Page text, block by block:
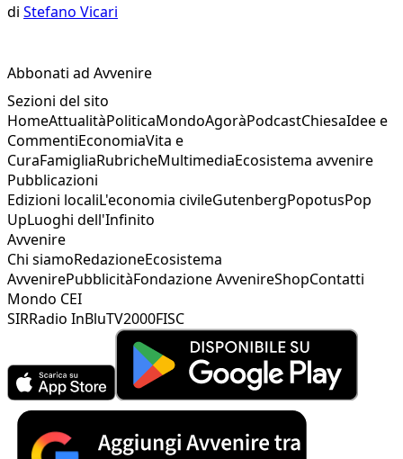
di Stefano Vicari
Abbonati ad Avvenire
Sezioni del sito
HomeAttualitàPoliticaMondoAgoràPodcastChiesaIdee e
CommentiEconomiaVita e
CuraFamigliaRubricheMultimediaEcosistema avvenire
Pubblicazioni
Edizioni localiL'economia civileGutenbergPopotusPop
UpLuoghi dell'Infinito
Avvenire
Chi siamoRedazioneEcosistema
AvvenirePubblicitàFondazione AvvenireShopContatti
Mondo CEI
SIRRadio InBluTV2000FISC